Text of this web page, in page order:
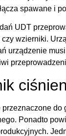
spawane i
UDT
czy wzierniki.
urządzenie musi
Ponadto